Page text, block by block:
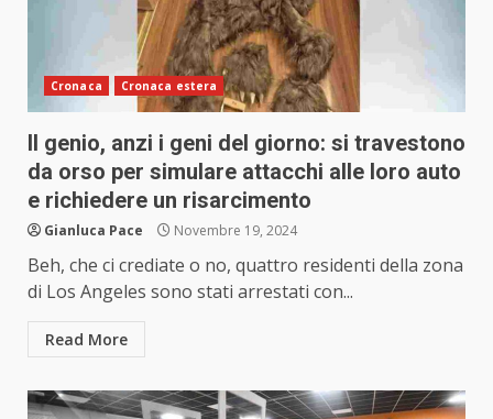
Cronaca Cronaca estera
Il genio, anzi i geni del giorno: si travestono
da orso per simulare attacchi alle loro auto
e richiedere un risarcimento
Gianluca Pace Novembre 19, 2024
Beh, che ci crediate o no, quattro residenti della zona
di Los Angeles sono stati arrestati con...
Read More